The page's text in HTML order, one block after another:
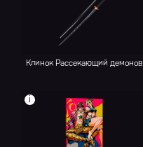
Клинок Рассекающий демонов
i